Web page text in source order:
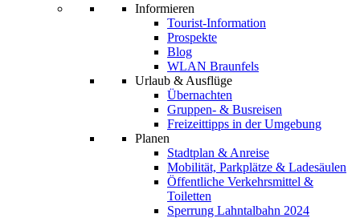
Informieren
Tourist-Information
Prospekte
Blog
WLAN Braunfels
Urlaub & Ausflüge
Übernachten
Gruppen- & Busreisen
Freizeittipps in der Umgebung
Planen
Stadtplan & Anreise
Mobilität, Parkplätze & Ladesäulen
Öffentliche Verkehrsmittel &
Toiletten
Sperrung Lahntalbahn 2024